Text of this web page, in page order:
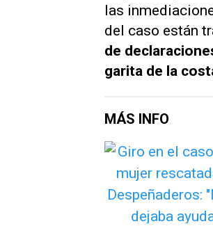
las
del caso están
de
garita de la
MÁS INFO